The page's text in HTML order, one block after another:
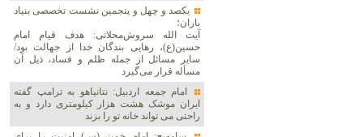
یکصد و چهل و پنجمین نشست تخصصی بنیاد
باران؛
آیت الله سروش‌محلاتی: هدف قیام امام
حسین(ع)، رهایی بندگان خدا از جهالت بود/
سایر مسائل از جمله ظلم و فساد، ذیل آن
مسأله قرار می‌گیرد
امام جمعه اردبیل: نتانیاهو به ترامپ گفته
ایران موشک هشت هزار کیلومتری دارد و به
راحتی می تواند خانه تو را بزند